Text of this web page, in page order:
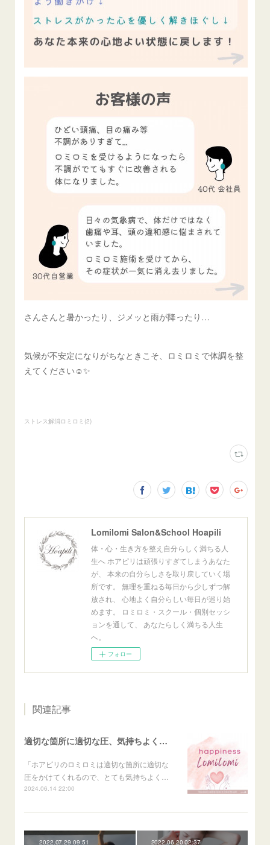
さんさんと暑かったり、ジメッと雨が降ったり…
気候が不安定になりがちなときこそ、ロミロミで体調を整
えてください☺️✨
ストレス解消ロミロミ (2)
Lomilomi Salon&School Hoapili
体・心・生き方を整え自分らしく満ちる人
生へ ホアピリは頑張りすぎてしまうあなた
が、 本来の自分らしさを取り戻していく場
所です。 無理を重ねる毎日から少しずつ解
放され、 心地よく自分らしい毎日が巡り始
めます。 ロミロミ・スクール・個別セッシ
ョンを通して、 あなたらしく満ちる人生
へ。
フォロー
関連記事
適切な箇所に適切な圧、気持ちよく身を委ねることができる
「ホアピリのロミロミは適切な箇所に適切な
圧をかけてくれるので、とても気持ちよく…
2024.06.14 22:00
2022.07.29 09:51 2022.06.20 02:37